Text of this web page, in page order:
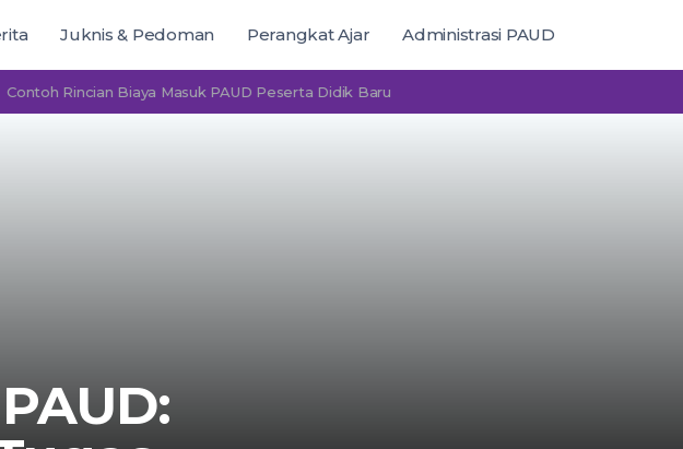
Juknis & Pedoman Perangkat Ajar Administrasi PAUD
Rincian Biaya Masuk PAUD Peserta Didik Baru